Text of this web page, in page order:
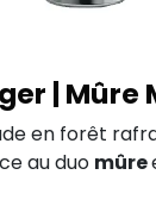
| Mûre
en forêt
au duo mûre